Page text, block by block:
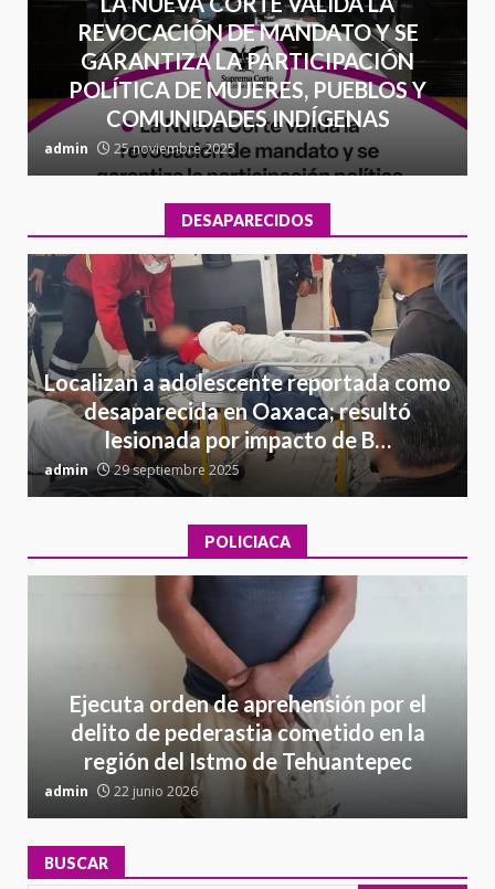
REVOCACIÓN DE MANDATO Y SE
GARANTIZA LA PARTICIPACIÓN
POLÍTICA DE MUJERES, PUEBLOS Y
COMUNIDADES INDÍGENAS
admin 25 noviembre 2025
DESAPARECIDOS
Localizan a adolescente reportada como
desaparecida en Oaxaca; resultó
lesionada por impacto de B…
admin 29 septiembre 2025
POLICIACA
Ejecuta orden de aprehensión por el
delito de pederastia cometido en la
región del Istmo de Tehuantepec
admin 22 junio 2026
BUSCAR